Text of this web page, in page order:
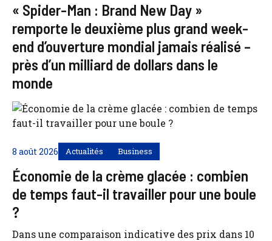
« Spider-Man : Brand New Day »
remporte le deuxième plus grand week-
end d’ouverture mondial jamais réalisé –
près d’un milliard de dollars dans le
monde
8 août 2026 Actualités Business
Économie de la crème glacée : combien
de temps faut-il travailler pour une boule
?
Dans une comparaison indicative des prix dans 10